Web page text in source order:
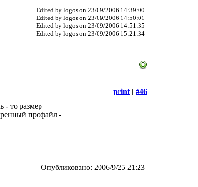
Edited by logos on 23/09/2006 14:39:00
Edited by logos on 23/09/2006 14:50:01
Edited by logos on 23/09/2006 14:51:35
Edited by logos on 23/09/2006 15:21:34
print | #46
- то размер
профайл -
Опубликовано: 2006/9/25 21:23